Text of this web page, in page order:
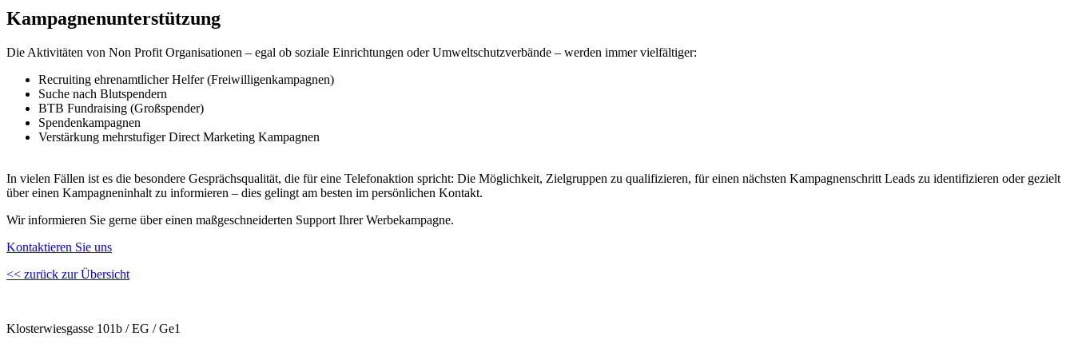
Kampagnenunterstützung
Die Aktivitäten von Non Profit Organisationen – egal ob soziale Einrichtungen oder Umweltschutzverbände – werden immer vielfältiger:
Recruiting ehrenamtlicher Helfer (Freiwilligenkampagnen)
Suche nach Blutspendern
BTB Fundraising (Großspender)
Spendenkampagnen
Verstärkung mehrstufiger Direct Marketing Kampagnen
In vielen Fällen ist es die besondere Gesprächsqualität, die für eine Telefonaktion spricht: Die Möglichkeit, Zielgruppen zu qualifizieren, für einen nächsten Kampagnenschritt Leads zu identifizieren oder gezielt
über einen Kampagneninhalt zu informieren – dies gelingt am besten im persönlichen Kontakt.
Wir informieren Sie gerne über einen maßgeschneiderten Support Ihrer Werbekampagne.
Kontaktieren Sie uns
<< zurück zur Übersicht
Klosterwiesgasse 101b / EG / Ge1